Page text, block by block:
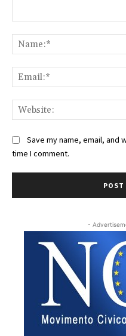
Save my name, email,
time I comment.
-